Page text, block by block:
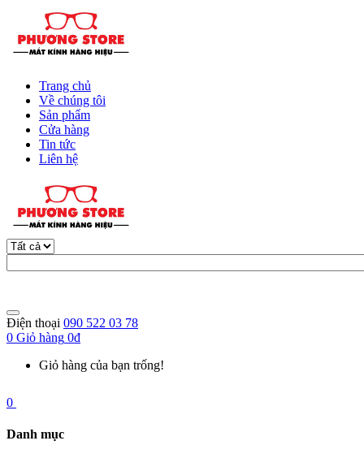
Trang chủ
Về chúng tôi
Sản phẩm
Cửa hàng
Tin tức
Liên hệ
Điện thoại 090 522 03 78
0 Giỏ hàng 0đ
Giỏ hàng của bạn trống!
0
Danh mục